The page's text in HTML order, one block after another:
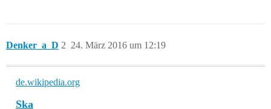
Denker_a_D 24. März 2016 um 12:19
2
de.wikipedia.org
Ska